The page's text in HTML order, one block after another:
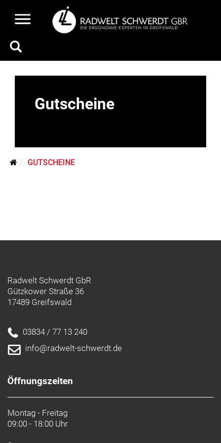
Gutscheine
GUTSCHEINE
Radwelt Schwerdt GbR
Gützkower Straße 36
17489 Greifswald
03834 / 77 13 240
info@radwelt-schwerdt.de
Öffnungszeiten
Montag - Freitag
09:00 - 18:00 Uhr